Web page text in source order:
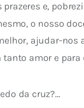
e,
o nosso
ajudar-nos
tanto amor e
da cruz?…